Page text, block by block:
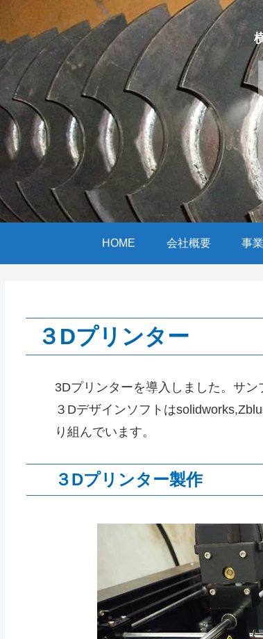
HOME 会社概要 事
３Dプリンター
3Dプリンターを導入しました。サン
３Dデザインソフトは
り組んでいます。
３Dプリンター製作